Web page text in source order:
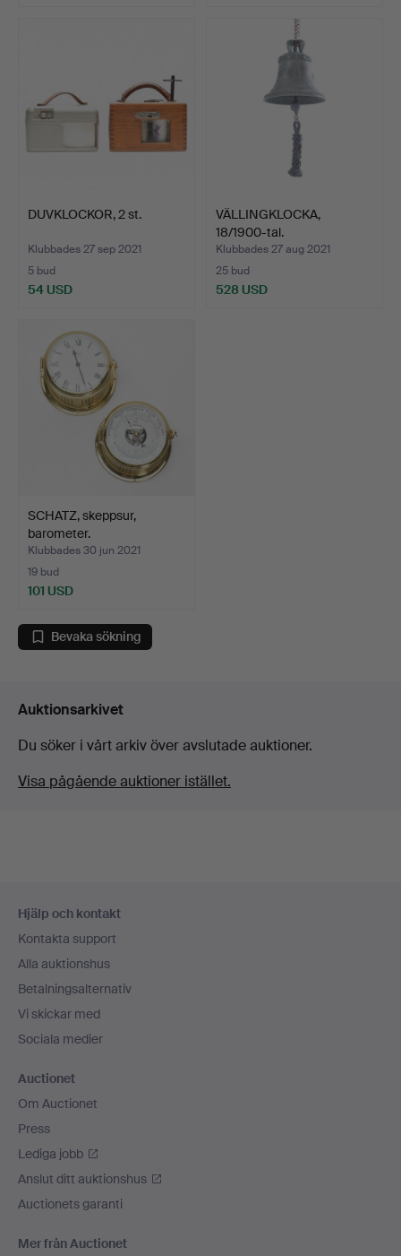
DUVKLOCKOR, 2 st.
Klubbades 27 sep 2021
5 bud
54 USD
VÄLLINGKLOCKA,
18/1900-tal.
Klubbades 27 aug 2021
25 bud
528 USD
SCHATZ, skeppsur,
barometer.
Klubbades 30 jun 2021
19 bud
101 USD
Bevaka sökning
Auktionsarkivet
Du söker i vårt arkiv över avslutade auktioner.
Visa pågående auktioner istället.
Hjälp och kontakt
Kontakta support
Alla auktionshus
Betalningsalternativ
Vi skickar med
Sociala medier
Auctionet
Om Auctionet
Press
Lediga jobb
Anslut ditt auktionshus
Auctionets garanti
Mer från Auctionet